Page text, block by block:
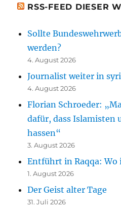
RSS-FEED DIESER
Sollte
werden?
4. August 2026
Journalist weiter in
4. August 2026
Florian Schroeder:
dafür, dass Islamisten
hassen“
3. August 2026
Entführt in Raqqa: Wo
1. August 2026
Der Geist alter Tage
31. Juli 2026